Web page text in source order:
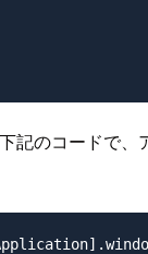
記のコードで